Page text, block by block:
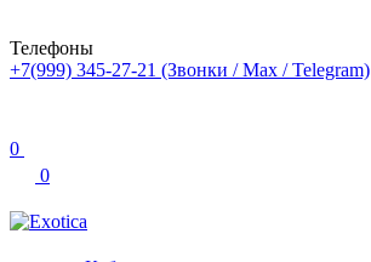
Телефоны
+7(999) 345-27-21 (Звонки / Max / Telegram)
0
0